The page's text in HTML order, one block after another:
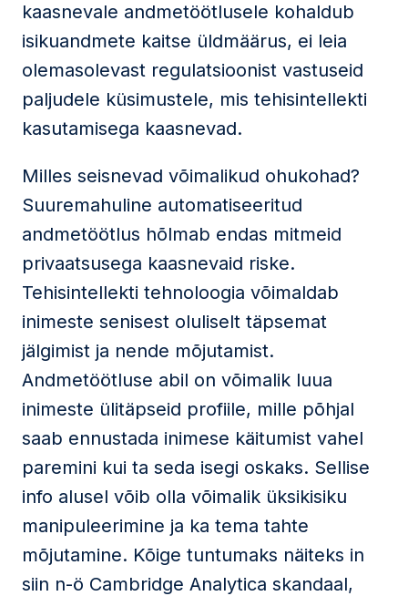
kaasnevale andmetöötlusele kohaldub
isikuandmete kaitse üldmäärus, ei leia
olemasolevast regulatsioonist vastuseid
paljudele küsimustele, mis tehisintellekti
kasutamisega kaasnevad.
Milles seisnevad võimalikud ohukohad?
Suuremahuline automatiseeritud
andmetöötlus hõlmab endas mitmeid
privaatsusega kaasnevaid riske.
Tehisintellekti tehnoloogia võimaldab
inimeste senisest oluliselt täpsemat
jälgimist ja nende mõjutamist.
Andmetöötluse abil on võimalik luua
inimeste ülitäpseid profiile, mille põhjal
saab ennustada inimese käitumist vahel
paremini kui ta seda isegi oskaks. Sellise
info alusel võib olla võimalik üksikisiku
manipuleerimine ja ka tema tahte
mõjutamine. Kõige tuntumaks näiteks in
siin n-ö Cambridge Analytica skandaal,